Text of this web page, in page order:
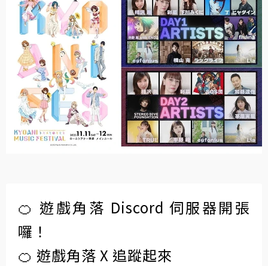
🍊 遊戲角落 Discord 伺服器開張
囉！
🍊 遊戲角落 X 追蹤起來